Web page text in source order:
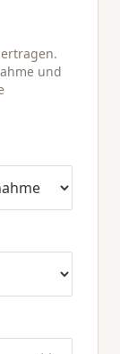
und